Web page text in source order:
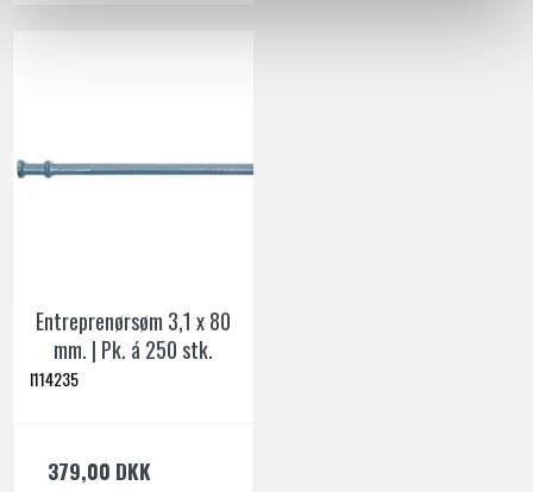
Entreprenørsøm 3,1 x 80
mm. | Pk. á 250 stk.
I114235
379,00 DKK